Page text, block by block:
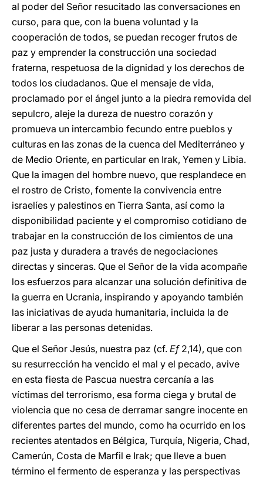
al poder del Señor resucitado las conversaciones en
curso, para que, con la buena voluntad y la
cooperación de todos, se puedan recoger frutos de
paz y emprender la construcción una sociedad
fraterna, respetuosa de la dignidad y los derechos de
todos los ciudadanos. Que el mensaje de vida,
proclamado por el ángel junto a la piedra removida del
sepulcro, aleje la dureza de nuestro corazón y
promueva un intercambio fecundo entre pueblos y
culturas en las zonas de la cuenca del Mediterráneo y
de Medio Oriente, en particular en Irak, Yemen y Libia.
Que la imagen del hombre nuevo, que resplandece en
el rostro de Cristo, fomente la convivencia entre
israelíes y palestinos en Tierra Santa, así como la
disponibilidad paciente y el compromiso cotidiano de
trabajar en la construcción de los cimientos de una
paz justa y duradera a través de negociaciones
directas y sinceras. Que el Señor de la vida acompañe
los esfuerzos para alcanzar una solución definitiva de
la guerra en Ucrania, inspirando y apoyando también
las iniciativas de ayuda humanitaria, incluida la de
liberar a las personas detenidas.
Que el Señor Jesús, nuestra paz (cf. Ef2,14), que con
su resurrección ha vencido el mal y el pecado, avive
en esta fiesta de Pascua nuestra cercanía a las
víctimas del terrorismo, esa forma ciega y brutal de
violencia que no cesa de derramar sangre inocente en
diferentes partes del mundo, como ha ocurrido en los
recientes atentados en Bélgica, Turquía, Nigeria, Chad,
Camerún, Costa de Marfil e Irak; que lleve a buen
término el fermento de esperanza y las perspectivas